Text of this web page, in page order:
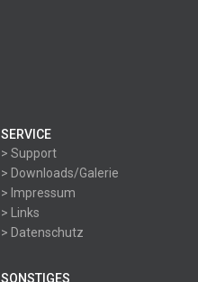
SERVICE
> Support
> Downloads/Galerie
> Impressum
> Links
> Datenschutz
SONSTIGES